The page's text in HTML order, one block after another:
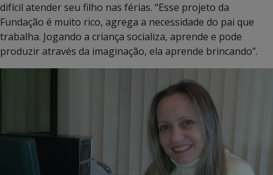
difícil atender seu filho nas férias. “Esse projeto da
Fundação é muito rico, agrega a necessidade do pai que
trabalha. Jogando a criança socializa, aprende e pode
produzir através da imaginação, ela aprende brincando”.